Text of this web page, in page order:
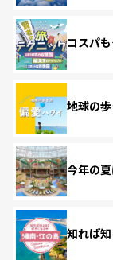
コスパ
地球の
今年の
知れば